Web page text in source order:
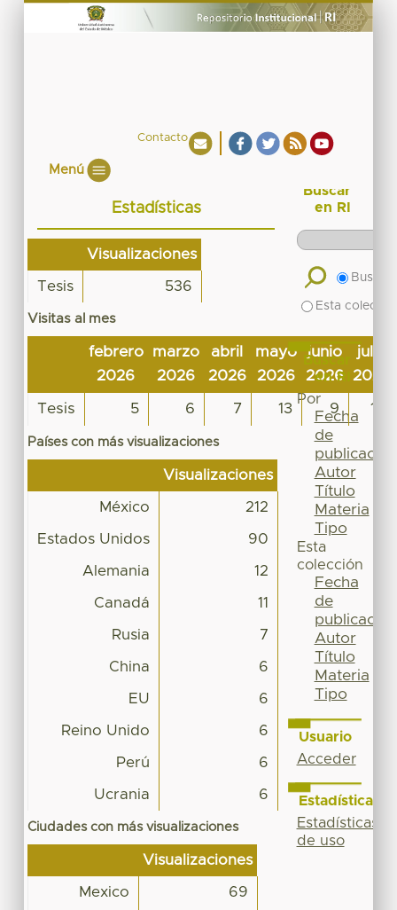
Contacto
Menú
Estadísticas
Visualizaciones
Tesis 536
Visitas al mes
febrero
2026
marzo
2026
abril
2026
mayo
2026
junio
2026
julio
2026
Tesis 5 6 7 13 9 10
Países con más visualizaciones
Visualizaciones
México 212
Estados Unidos 90
Alemania 12
Canadá 11
Rusia 7
China 6
EU 6
Reino Unido 6
Perú 6
Ucrania 6
Ciudades con más visualizaciones
Visualizaciones
Mexico 69
Buscar
en RI
Buscar
Esta
Buscar
en RI
Por
Fecha
de
publicación
Autor
Título
Materia
Tipo
Esta
colección
Fecha
de
publicación
Autor
Título
Materia
Tipo
Usuario
Acceder
Estadísticas
Estadísticas
de uso